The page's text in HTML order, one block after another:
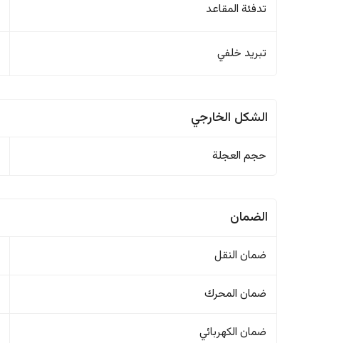
تدفئة المقاعد
تبريد خلفي
الشكل الخارجي
حجم العجلة
الضمان
ضمان النقل
ضمان المحرك
ضمان الكهربائي